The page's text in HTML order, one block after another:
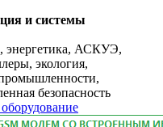
и системы
АСКУЭ,
экология,
безопасность